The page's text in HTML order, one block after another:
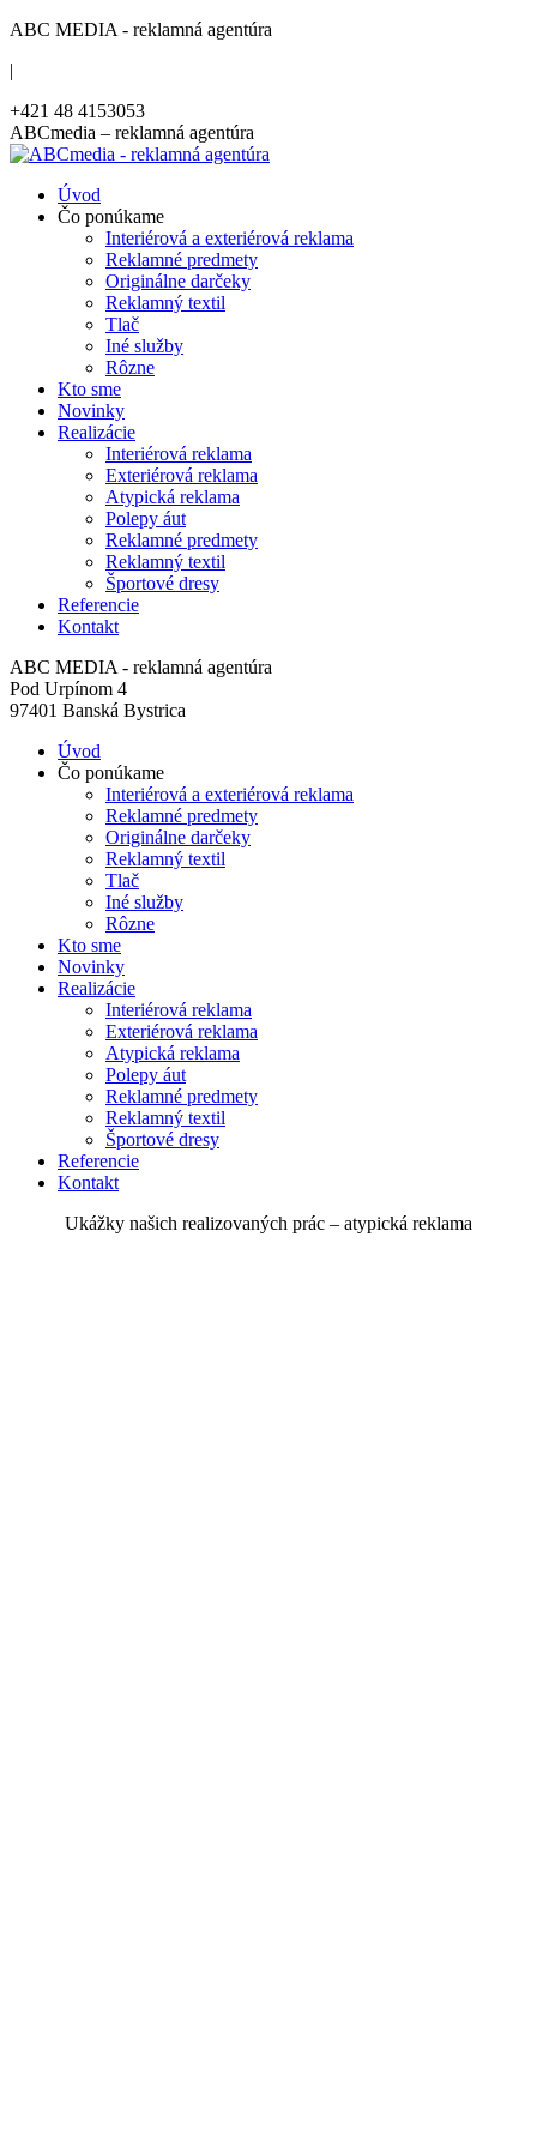
Skip
ABC MEDIA - reklamná agentúra
|
+421 48 4153053
Facebook
page
new
ABCmedia – reklamná agentúra
Úvod
Čo ponúkame
Interiérová a exteriérová reklama
Reklamné predmety
Originálne darčeky
Reklamný textil
Tlač
Iné služby
Rôzne
Kto sme
Novinky
Realizácie
Interiérová reklama
Exteriérová reklama
Atypická reklama
Polepy áut
Reklamné predmety
Reklamný textil
Športové dresy
Referencie
Kontakt
ABC MEDIA - reklamná agentúra
Pod Urpínom 4
97401 Banská Bystrica
Úvod
Čo ponúkame
Interiérová a exteriérová reklama
Reklamné predmety
Originálne darčeky
Reklamný textil
Tlač
Iné služby
Rôzne
Kto sme
Novinky
Realizácie
Interiérová reklama
Exteriérová reklama
Atypická reklama
Polepy áut
Reklamné predmety
Reklamný textil
Športové dresy
Referencie
Kontakt
Ukážky našich realizovaných prác – atypická reklama